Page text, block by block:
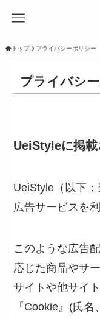
トップ プライバシーポリシー
プライバシ
UeiStyleに掲
UeiStyle（以下
広告サービスを
このような広告
応じた商品やサ
サイトや他サイ
『Cookie』(氏